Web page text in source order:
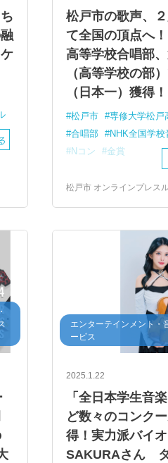
松戸市の歌声、
て全国の頂点へ
高等学校合唱部
（高等学校の部
（日本一）獲得！
松戸市 専修大学松戸
合唱部
NHK全国学
Nコン
金賞
松戸市 オンラインプレス
エンターテインメント・
ービス
2025.1.22
「全日本学生音
ど数々のコンク
得！実力派バイ
SAKURAさん